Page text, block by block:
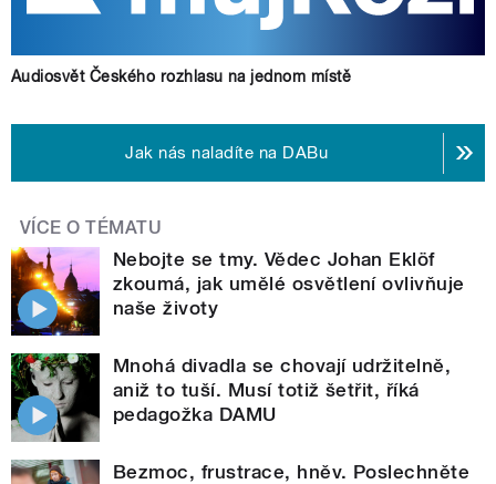
Audiosvět Českého rozhlasu na jednom místě
Jak nás naladíte na DABu
VÍCE O TÉMATU
Nebojte se tmy. Vědec Johan Eklöf
zkoumá, jak umělé osvětlení ovlivňuje
naše životy
Mnohá divadla se chovají udržitelně,
aniž to tuší. Musí totiž šetřit, říká
pedagožka DAMU
Bezmoc, frustrace, hněv. Poslechněte